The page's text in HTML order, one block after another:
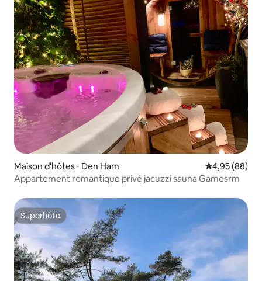
Maison d'hôtes ⋅ Den Ham Évaluation
4,95 (88)
Appartement romantique privé jacuzzi sauna Gamesrm
Superhôte
Superhôte